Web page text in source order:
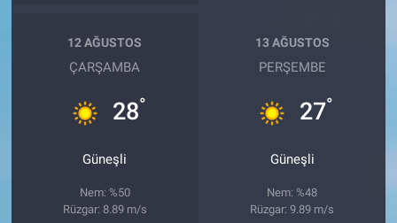
12 AĞUSTOS
ÇARŞAMBA
28°
Güneşli
Nem: %50
Rüzgar: 8.89 m/s
13 AĞUSTOS
PERŞEMBE
27°
Güneşli
Nem: %48
Rüzgar: 9.89 m/s